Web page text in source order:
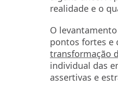
realidade e o
O
pontos fortes e
transformação
individual das
assertivas e